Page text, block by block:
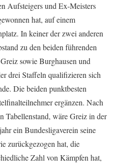
Aufsteigers und Ex-Meisters
hat, auf einem
In keiner der zwei anderen
zu den beiden führenden
sowie Burghausen und
drei Staffeln qualifizieren sich
Die beiden punktbesten
ergänzen. Nach
Tabellenstand, wäre Greiz in der
ein Bundesligaverein seine
zurückgezogen hat, die
Zahl von Kämpfen hat,